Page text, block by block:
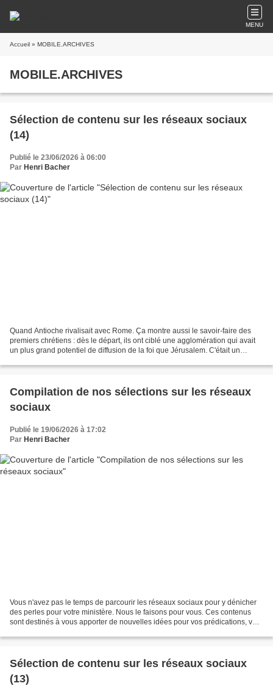
MENU
Accueil » MOBILE.ARCHIVES
MOBILE.ARCHIVES
Sélection de contenu sur les réseaux sociaux
(14)
Publié le 23/06/2026 à 06:00
Par Henri Bacher
Quand Antioche rivalisait avec Rome. Ça montre aussi le savoir-faire des
premiers chrétiens : dès le départ, ils ont ciblé une agglomération qui avait
un plus grand potentiel de diffusion de la foi que Jérusalem. C'était un
Compilation de nos sélections sur les réseaux
sociaux
Publié le 19/06/2026 à 17:02
Par Henri Bacher
Vous n'avez pas le temps de parcourir les réseaux sociaux pour y dénicher
des perles pour votre ministère. Nous le faisons pour vous. Ces contenus
sont destinés à vous apporter de nouvelles idées pour vos prédications, vos
Sélection de contenu sur les réseaux sociaux
(13)